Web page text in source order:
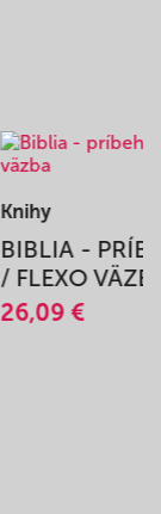
Knihy
BIBLIA -
/ FLEXO
26,09 €